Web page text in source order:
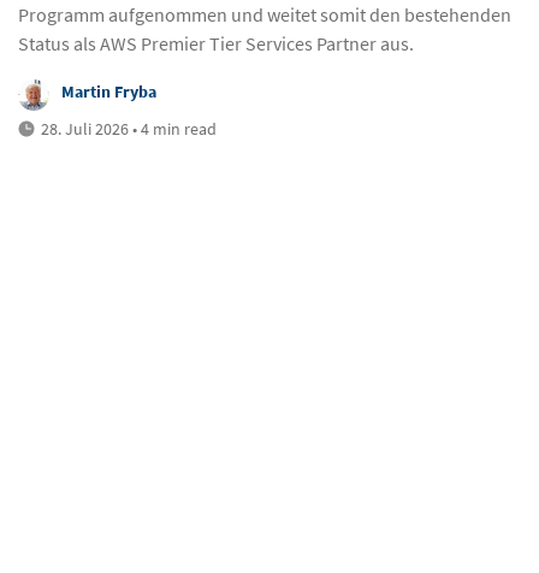
Programm aufgenommen und weitet somit den bestehenden
Status als AWS Premier Tier Services Partner aus.
Martin Fryba
28. Juli 2026 • 4 min read